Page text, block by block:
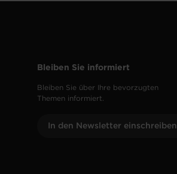
Bleiben Sie informiert
Bleiben Sie über Ihre bevorzugten
Themen informiert.
In den Newsletter einschreiben